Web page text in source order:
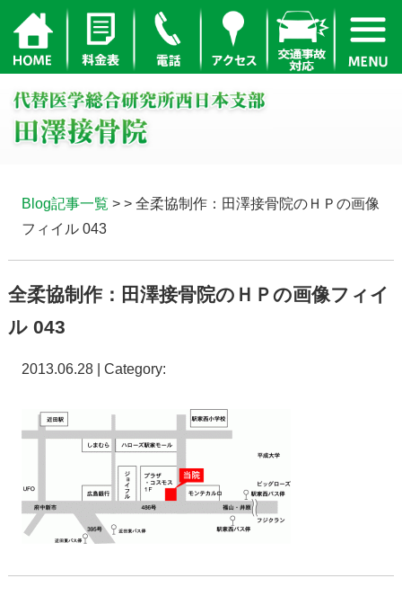
Blog記事一覧 > > 全柔協制作：田澤接骨院のＨＰの画像
フィイル 043
全柔協制作：田澤接骨院のＨＰの画像フィイ
ル 043
2013.06.28 | Category: